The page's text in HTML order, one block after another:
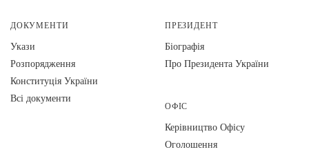
ДОКУМЕНТИ
Укази
Розпорядження
Конституція України
Всі документи
ПРЕЗИДЕНТ
Біографія
Про Президента України
ОФІС
Керівництво Офісу
Оголошення